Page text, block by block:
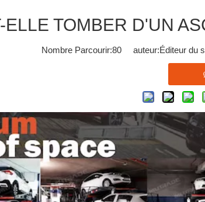
ELLE TOMBER D'UN
Nombre Parcourir:80auteur:Éditeur du